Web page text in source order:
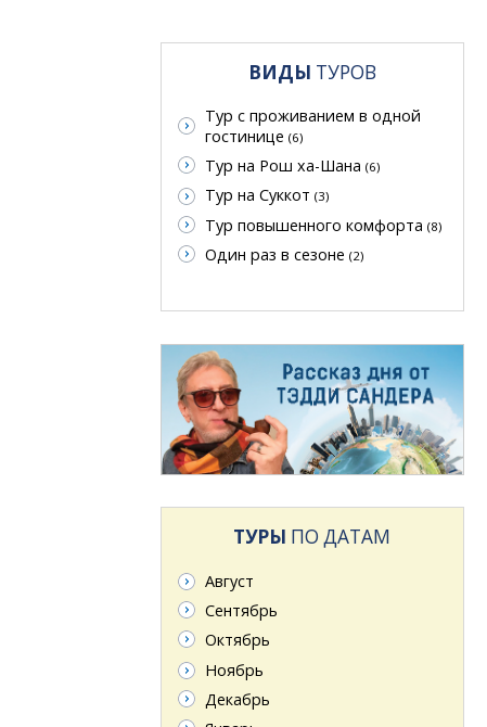
ВИДЫ ТУРОВ
Тур с проживанием в одной
гостинице (6)
Тур на Рош ха-Шана (6)
Тур на Суккот (3)
Тур повышенного комфорта (8)
Один раз в сезоне (2)
ТУРЫ ПО ДАТАМ
Август
Сентябрь
Октябрь
Ноябрь
Декабрь